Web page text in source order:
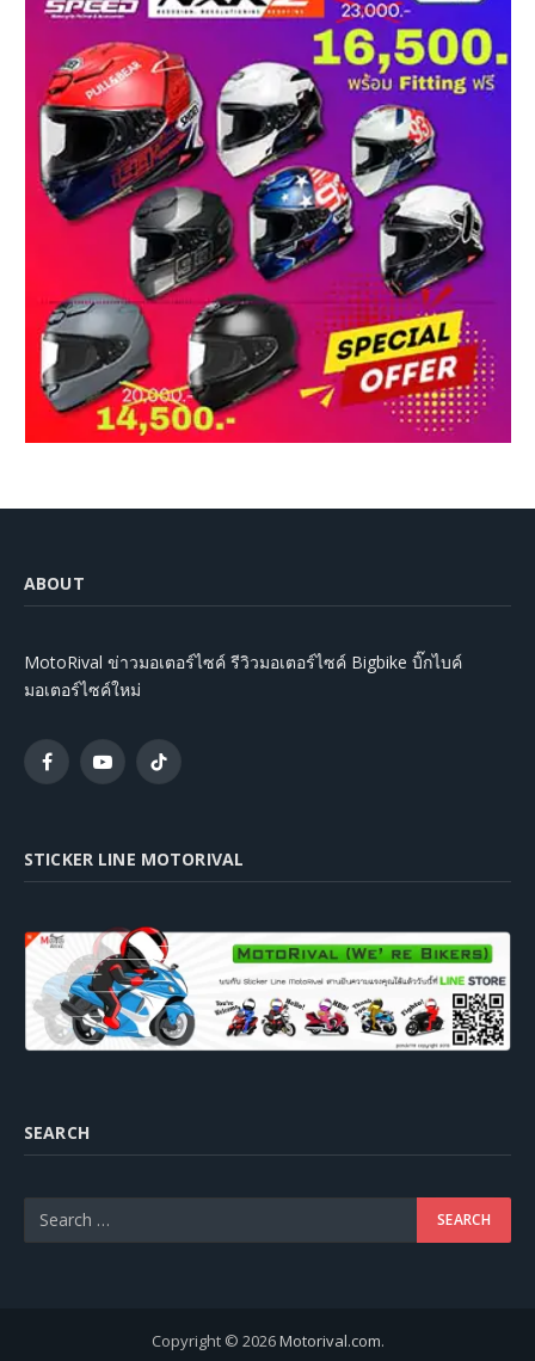
ABOUT
MotoRival ข่าวมอเตอร์ไซค์ รีวิวมอเตอร์ไซค์ Bigbike บิ๊กไบค์
มอเตอร์ไซค์ใหม่
FacebookYouTubeTikTok
STICKER LINE MOTORIVAL
SEARCH
Copyright © 2026Motorival.com.